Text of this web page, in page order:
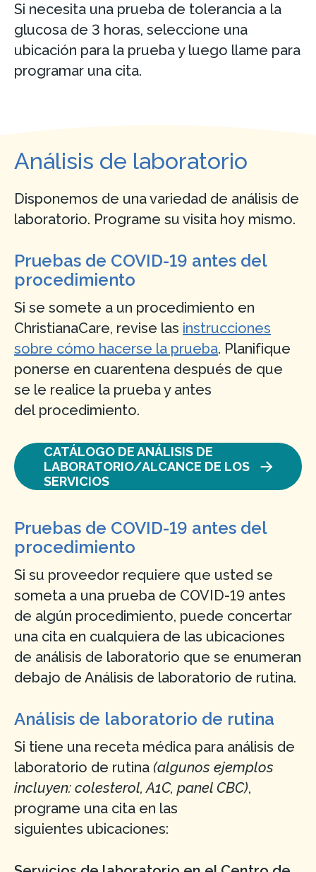
Si necesita una prueba de tolerancia a la
glucosa de 3 horas, seleccione una
ubicación para la prueba y luego llame para
programar una cita.
Análisis de laboratorio
Disponemos de una variedad de análisis de
laboratorio. Programe su visita hoy mismo.
Pruebas de COVID-19 antes del
procedimiento
Si se somete a un procedimiento en
ChristianaCare, revise las instrucciones
sobre cómo hacerse la prueba. Planifique
ponerse en cuarentena después de que
se le realice la prueba y antes
del procedimiento.
CATÁLOGO DE ANÁLISIS DE
LABORATORIO/ALCANCE DE LOS
SERVICIOS
Pruebas de COVID-19 antes del
procedimiento
Si su proveedor requiere que usted se
someta a una prueba de COVID-19 antes
de algún procedimiento, puede concertar
una cita en cualquiera de las ubicaciones
de análisis de laboratorio que se enumeran
debajo de Análisis de laboratorio de rutina.
Análisis de laboratorio de rutina
Si tiene una receta médica para análisis de
laboratorio de rutina (algunos ejemplos
incluyen: colesterol, A1C, panel CBC),
programe una cita en las
siguientes ubicaciones: